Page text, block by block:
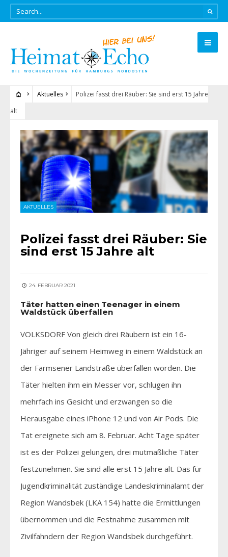
Aktuelles
Polizei fasst drei Räuber: Sie sind erst 15 Jahre
alt
AKTUELLES
Polizei fasst drei Räuber: Sie
sind erst 15 Jahre alt
24. FEBRUAR 2021
Täter hatten einen Teenager in einem
Waldstück überfallen
VOLKSDORF Von gleich drei Räubern ist ein 16-
Jähriger auf seinem Heimweg in einem Waldstück an
der Farmsener Landstraße überfallen worden. Die
Täter hielten ihm ein Messer vor, schlugen ihn
mehrfach ins Gesicht und erzwangen so die
Herausgabe eines iPhone 12 und von Air Pods. Die
Tat ereignete sich am 8. Februar. Acht Tage später
ist es der Polizei gelungen, drei mutmaßliche Täter
festzunehmen. Sie sind alle erst 15 Jahre alt. Das für
Jugendkriminalität zuständige Landeskriminalamt der
Region Wandsbek (LKA 154) hatte die Ermittlungen
übernommen und die Festnahme zusammen mit
Zivilfahndern der Region Wandsbek durchgeführt.